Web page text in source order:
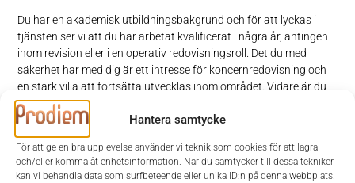
Hantera samtycke
För att ge en bra upplevelse använder vi teknik som cookies för att lagra
och/eller komma åt enhetsinformation. När du samtycker till dessa tekniker
kan vi behandla data som surfbeteende eller unika ID:n på denna webbplats.
Du har en akademisk utbildningsbakgrund och för att lyckas i
tjänsten ser vi att du har arbetat kvalificerat i några år, antingen
inom revision eller i en operativ redovisningsroll. Det du med
säkerhet har med dig är ett intresse för koncernredovisning och
en stark vilja att fortsätta utvecklas inom området. Vidare är du
en person med systemintresse och har mycket goda kunskaper i
Excel, där du trivs med att använda digitala verktyg för att
effektivisera och kvalitetssäkra arbetet. Då Indutrade verkar
internationellt är det viktigt att du behärskar engelska och
svenska i såväl tal som skrift.